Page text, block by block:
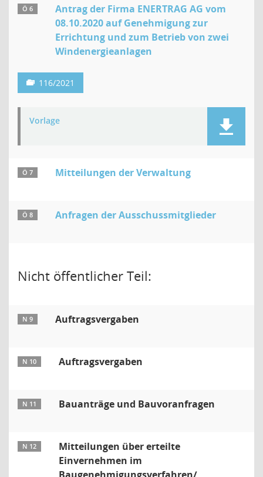
Ö 6
Antrag der Firma ENERTRAG AG vom
08.10.2020 auf Genehmigung zur
Errichtung und zum Betrieb von zwei
Windenergieanlagen
116/2021
Vorlage
Ö 7 Mitteilungen der Verwaltung
Ö 8 Anfragen der Ausschussmitglieder
Nicht öffentlicher Teil:
N 9 Auftragsvergaben
N 10 Auftragsvergaben
N 11 Bauanträge und Bauvoranfragen
N 12
Mitteilungen über erteilte
Einvernehmen im